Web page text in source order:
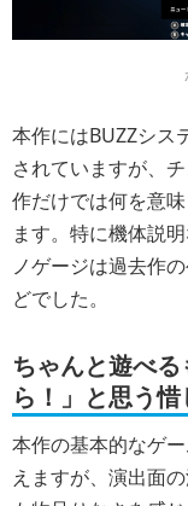
本作にはBUZZシス
されていますが、
作だけでは何を意
ます。特に機体説
ノゲージは過去作
どでした。
ちゃんと遊べ
ら！」と思う惜
本作の基本的なゲ
えますが、演出面